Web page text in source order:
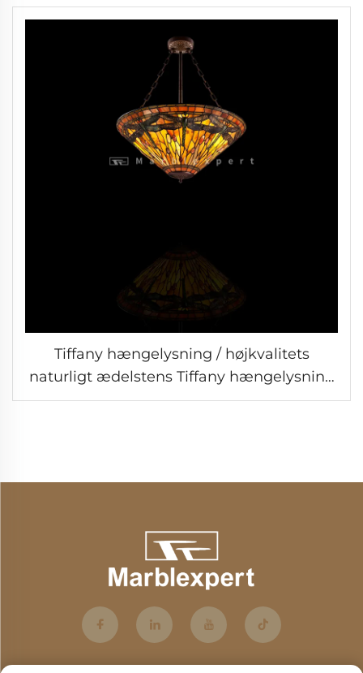
Tiffany hængelysning / højkvalitets
naturligt ædelstens Tiffany hængelysning
/ halvædelstens Tiffany hængelysning /